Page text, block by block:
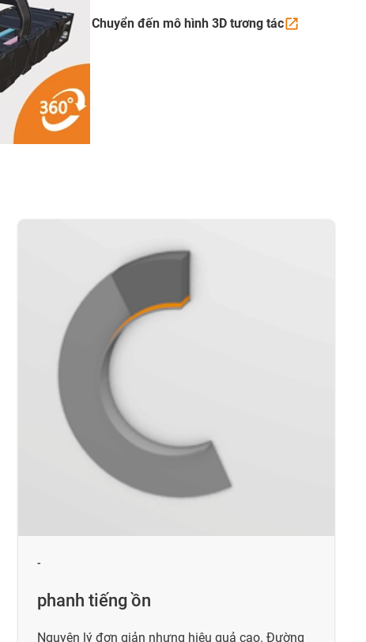
Chuyển đến mô hình 3D tương tác
-
phanh tiếng ồn
Nguyên lý đơn giản nhưng hiệu quả cao. Đường